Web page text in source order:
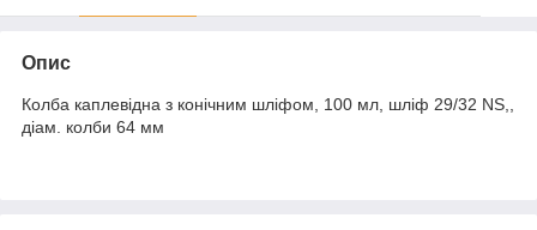
Опис
Колба каплевідна з конічним шліфом, 100 мл, шліф 29/32 NS,,
діам. колби 64 мм